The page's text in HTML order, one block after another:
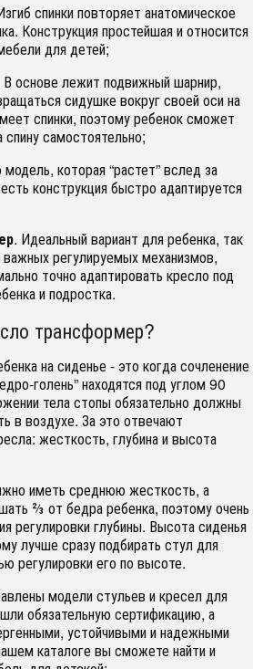
спинки повторяет анатомическое
Конструкция простейшая и относится
для детей;
основе лежит подвижный шарнир,
сидушке вокруг своей оси на
спинки, поэтому ребенок сможет
самостоятельно;
модель, которая “растет” вслед за
конструкция быстро адаптируется
. Идеальный вариант для ребенка, так
регулируемых механизмов,
точно адаптировать кресло под
и подростка.
трансформер?
на сиденье - это когда сочленение
голень” находятся под углом 90
тела стопы обязательно должны
в воздухе. За это отвечают
жесткость, глубина и высота
иметь среднюю жесткость, а
⅔ от бедра ребенка, поэтому очень
регулировки глубины. Высота сиденья
лучше сразу подбирать стул для
регулировки его по высоте.
модели стульев и кресел для
обязательную сертификацию, а
устойчивыми и надежными
каталоге вы сможете найти и